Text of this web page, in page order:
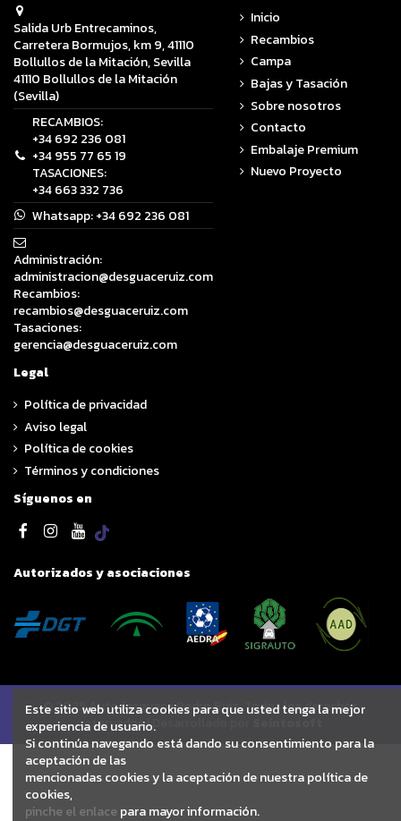
Salida Urb Entrecaminos,
Carretera Bormujos, km 9, 41110
Bollullos de la Mitación, Sevilla
41110 Bollullos de la Mitación
(Sevilla)
RECAMBIOS:
+34 692 236 081
+34 955 77 65 19
TASACIONES:
+34 663 332 736
Whatsapp:+34 692 236 081
Administración:
administracion@desguaceruiz.com
Recambios:
recambios@desguaceruiz.com
Tasaciones:
gerencia@desguaceruiz.com
Inicio
Recambios
Campa
Bajas y Tasación
Sobre nosotros
Contacto
Embalaje Premium
Nuevo Proyecto
Legal
Política de privacidad
Aviso legal
Política de cookies
Términos y condiciones
Síguenos en
Autorizados y asociaciones
© 2025 Autodesguace Pedro Ruiz. Todos los derechos
reservados | Desarrollado por
Este sitio web utiliza cookies para que usted tenga la mejor
experiencia de usuario.
Si continúa navegando está dando su consentimiento para la
aceptación de las
mencionadas cookies y la aceptación de nuestra política de
cookies,
pinche el enlace para mayor información.